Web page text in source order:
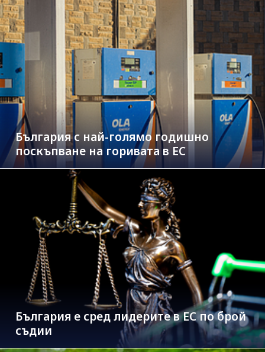
България с най-голямо годишно
поскъпване на горивата в ЕС
България е сред лидерите в ЕС по брой
съдии